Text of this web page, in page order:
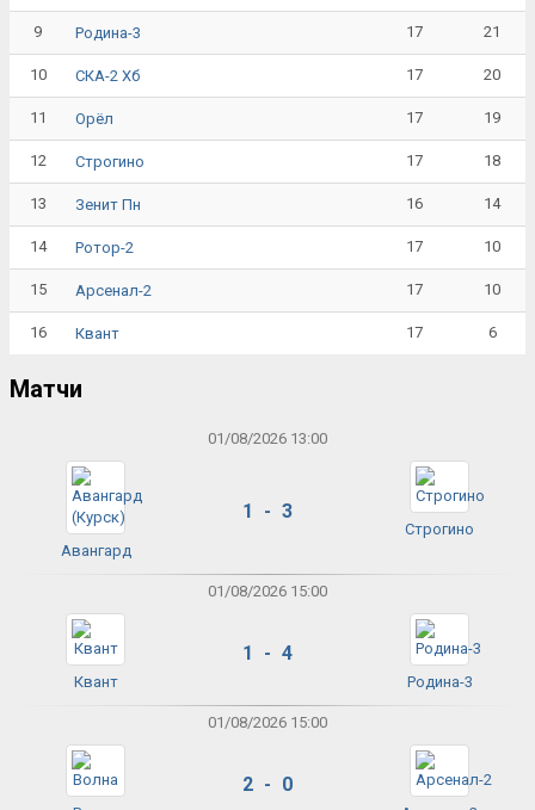
9 Родина-3 17 21
10 СКА-2 Хб 17 20
11 Орёл 17 19
12 Строгино 17 18
13 Зенит Пн 16 14
14 Ротор-2 17 10
15 Арсенал-2 17 10
16 Квант 17 6
Матчи
01/08/2026 13:00
Авангард
1 - 3
Строгино
01/08/2026 15:00
Квант
1 - 4
Родина-3
01/08/2026 15:00
2 - 0